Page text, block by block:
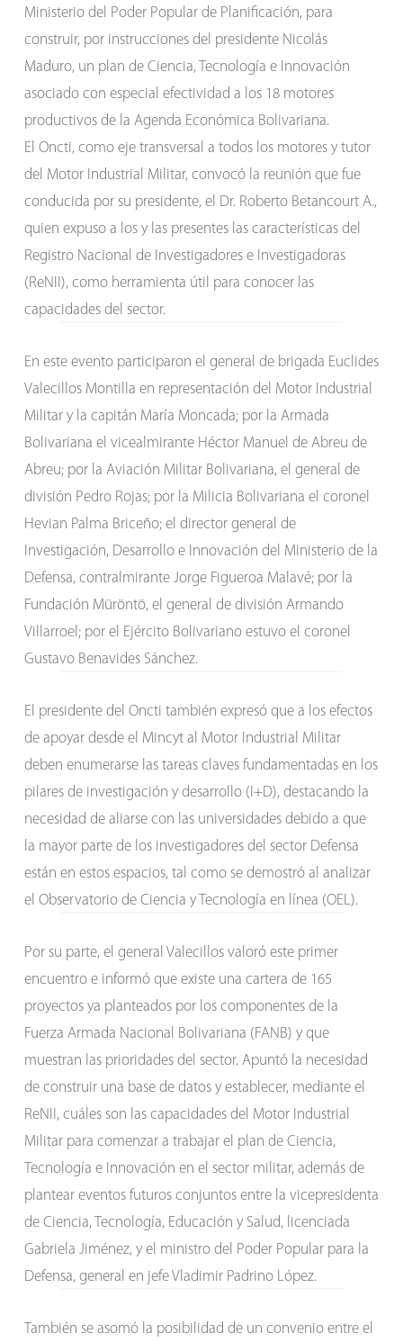
Ministerio del Poder Popular de Planificación, para
construir, por instrucciones del presidente Nicolás
Maduro, un plan de Ciencia, Tecnología e Innovación
asociado con especial efectividad a los 18 motores
productivos de la Agenda Económica Bolivariana.
El Oncti, como eje transversal a todos los motores y tutor
del Motor Industrial Militar, convocó la reunión que fue
conducida por su presidente, el Dr. Roberto Betancourt A.,
quien expuso a los y las presentes las características del
Registro Nacional de Investigadores e Investigadoras
(ReNII), como herramienta útil para conocer las
capacidades del sector.
En este evento participaron el general de brigada Euclides
Valecillos Montilla en representación del Motor Industrial
Militar y la capitán María Moncada; por la Armada
Bolivariana el vicealmirante Héctor Manuel de Abreu de
Abreu; por la Aviación Militar Bolivariana, el general de
división Pedro Rojas; por la Milicia Bolivariana el coronel
Hevian Palma Briceño; el director general de
Investigación, Desarrollo e Innovación del Ministerio de la
Defensa, contralmirante Jorge Figueroa Malavé; por la
Fundación Müröntö, el general de división Armando
Villarroel; por el Ejército Bolivariano estuvo el coronel
Gustavo Benavides Sánchez.
El presidente del Oncti también expresó que a los efectos
de apoyar desde el Mincyt al Motor Industrial Militar
deben enumerarse las tareas claves fundamentadas en los
pilares de investigación y desarrollo (I+D), destacando la
necesidad de aliarse con las universidades debido a que
la mayor parte de los investigadores del sector Defensa
están en estos espacios, tal como se demostró al analizar
el Observatorio de Ciencia y Tecnología en línea (OEL).
Por su parte, el general Valecillos valoró este primer
encuentro e informó que existe una cartera de 165
proyectos ya planteados por los componentes de la
Fuerza Armada Nacional Bolivariana (FANB) y que
muestran las prioridades del sector. Apuntó la necesidad
de construir una base de datos y establecer, mediante el
ReNII, cuáles son las capacidades del Motor Industrial
Militar para comenzar a trabajar el plan de Ciencia,
Tecnología e Innovación en el sector militar, además de
plantear eventos futuros conjuntos entre la vicepresidenta
de Ciencia, Tecnología, Educación y Salud, licenciada
Gabriela Jiménez, y el ministro del Poder Popular para la
Defensa, general en jefe Vladimir Padrino López.
También se asomó la posibilidad de un convenio entre el